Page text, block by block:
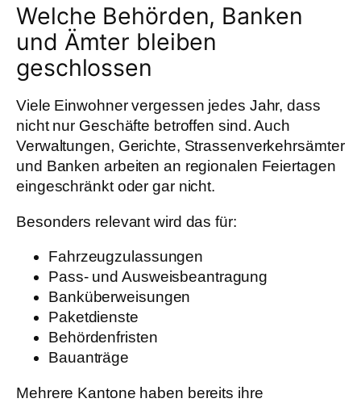
Welche Behörden, Banken
und Ämter bleiben
geschlossen
Viele Einwohner vergessen jedes Jahr, dass
nicht nur Geschäfte betroffen sind. Auch
Verwaltungen, Gerichte, Strassenverkehrsämter
und Banken arbeiten an regionalen Feiertagen
eingeschränkt oder gar nicht.
Besonders relevant wird das für:
Fahrzeugzulassungen
Pass- und Ausweisbeantragung
Banküberweisungen
Paketdienste
Behördenfristen
Bauanträge
Mehrere Kantone haben bereits ihre